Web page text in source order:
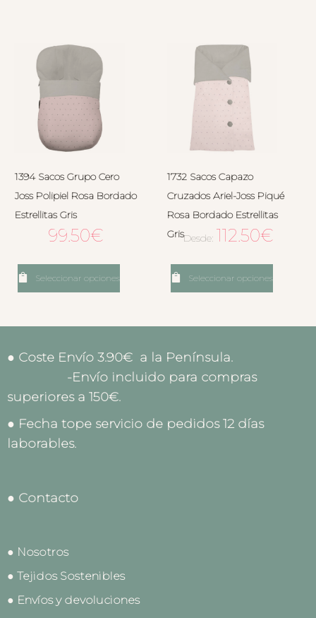
1394 Sacos Grupo Cero
Joss Polipiel Rosa Bordado
Estrellitas Gris
99.50€
Seleccionar opciones
1732 Sacos Capazo
Cruzados Ariel-Joss Piqué
Rosa Bordado Estrellitas
GrisDesde: 112.50€
Seleccionar opciones
● Coste Envío 3.90€ a la Península.
-Envío incluido para compras
superiores a 150€.
● Fecha tope servicio de pedidos 12 días
laborables.
● Contacto
● Nosotros
● Tejidos Sostenibles
● Envíos y devoluciones